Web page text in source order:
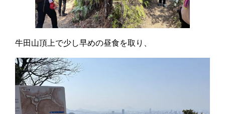
牛田山頂上で少し早めの昼食を取り、